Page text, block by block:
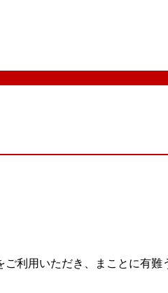
利用いただき、まことに有